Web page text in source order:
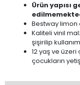
Ürün yapısı
Bestway limon
Kaliteli vinil
şişirilip
12 yaş ve
çocukların